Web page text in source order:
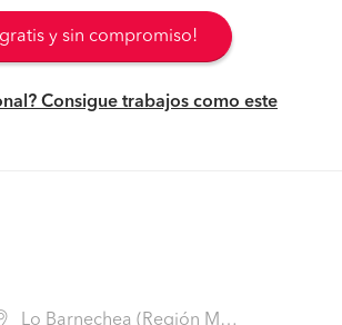
y sin compromiso!
Consigue trabajos como este
Lo Barnechea (Región Metropolitana - Santiago)